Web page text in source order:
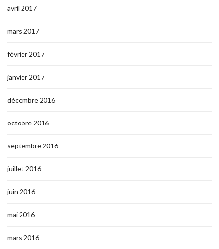
avril 2017
mars 2017
février 2017
janvier 2017
décembre 2016
octobre 2016
septembre 2016
juillet 2016
juin 2016
mai 2016
mars 2016